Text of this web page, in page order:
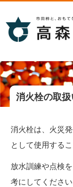
消火栓の取
消火栓は、火災
として使用する
放水訓練や点検
考にしてください